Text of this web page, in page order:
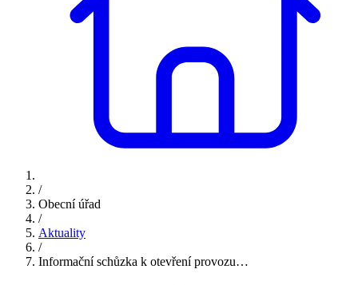
/
Obecní úřad
/
Aktuality
/
Informační schůzka k otevření provozu…